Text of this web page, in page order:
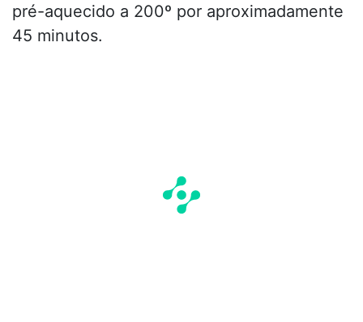
pré-aquecido a 200º por aproximadamente
45 minutos.